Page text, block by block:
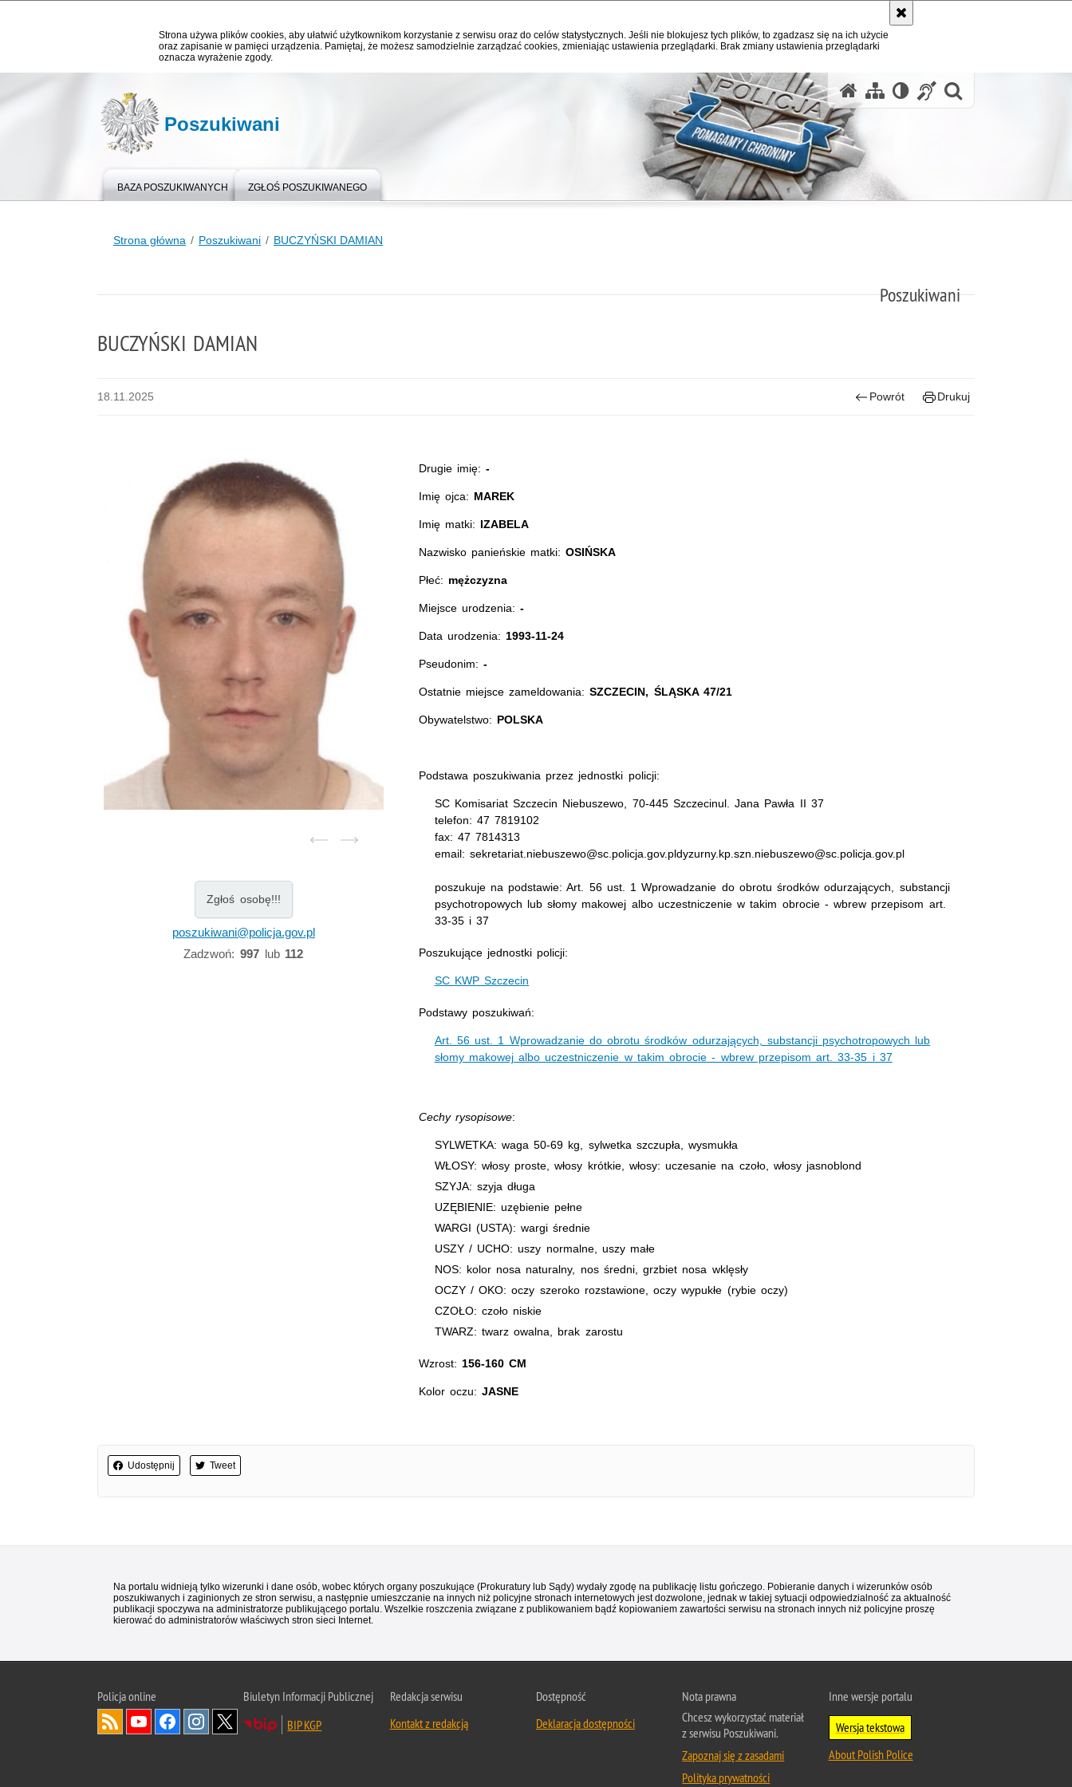
Strona używa plików cookies, aby ułatwić użytkownikom korzystanie z serwisu oraz do celów statystycznych. Jeśli nie blokujesz tych plików, to zgadzasz się na ich użycie
oraz zapisanie w pamięci urządzenia. Pamiętaj, że możesz samodzielnie zarządzać cookies, zmieniając ustawienia przeglądarki. Brak zmiany ustawienia przeglądarki
oznacza wyrażenie zgody.
Poszukiwani
BAZA POSZUKIWANYCH ZGŁOŚ POSZUKIWANEGO
Strona główna Poszukiwani BUCZYŃSKI DAMIAN
Poszukiwani
BUCZYŃSKI DAMIAN
18.11.2025 Powrót Drukuj
Zgłoś osobę!!!
poszukiwani@policja.gov.pl
Zadzwoń: 997lub 112
Drugie imię:-
Imię ojca: MAREK
Imię matki: IZABELA
Nazwisko panieńskie matki:OSIŃSKA
Płeć: mężczyzna
Miejsce urodzenia:-
Data urodzenia: 1993-11-24
Pseudonim: -
Ostatnie miejsce zameldowania:SZCZECIN, ŚLĄSKA 47/21
Obywatelstwo: POLSKA
Podstawa poszukiwania przez jednostki policji:
SC Komisariat Szczecin Niebuszewo, 70-445 Szczecinul. Jana Pawła II 37
telefon: 47 7819102
fax: 47 7814313
email: sekretariat.niebuszewo@sc.policja.gov.pldyzurny.kp.szn.niebuszewo@sc.policja.gov.pl
poszukuje na podstawie: Art. 56 ust. 1 Wprowadzanie do obrotu środków odurzających, substancji
psychotropowych lub słomy makowej albo uczestniczenie w takim obrocie - wbrew przepisom art.
33-35 i 37
Poszukujące jednostki policji:
SC KWP Szczecin
Podstawy poszukiwań:
Art. 56 ust. 1 Wprowadzanie do obrotu środków odurzających, substancji psychotropowych lub
słomy makowej albo uczestniczenie w takim obrocie - wbrew przepisom art. 33-35 i 37
Cechy rysopisowe:
SYLWETKA: waga 50-69 kg, sylwetka szczupła, wysmukła
WŁOSY: włosy proste, włosy krótkie, włosy: uczesanie na czoło, włosy jasnoblond
SZYJA: szyja długa
UZĘBIENIE: uzębienie pełne
WARGI (USTA): wargi średnie
USZY / UCHO: uszy normalne, uszy małe
NOS: kolor nosa naturalny, nos średni, grzbiet nosa wklęsły
OCZY / OKO: oczy szeroko rozstawione, oczy wypukłe (rybie oczy)
CZOŁO: czoło niskie
TWARZ: twarz owalna, brak zarostu
Wzrost: 156-160 CM
Kolor oczu:JASNE
Udostępnij Tweet
Na portalu widnieją tylko wizerunki i dane osób, wobec których organy poszukujące (Prokuratury lub Sądy) wydały zgodę na publikację listu gończego. Pobieranie danych i wizerunków osób
poszukiwanych i zaginionych ze stron serwisu, a następnie umieszczanie na innych niż policyjne stronach internetowych jest dozwolone, jednak w takiej sytuacji odpowiedzialność za aktualność
publikacji spoczywa na administratorze publikującego portalu. Wszelkie roszczenia związane z publikowaniem bądź kopiowaniem zawartości serwisu na stronach innych niż policyjne proszę
kierować do administratorów właściwych stron sieci Internet.
Policjaonline
Biuletyn Informacji Publicznej
BIP KGP
Redakcja serwisu
Kontakt z redakcją
Dostępność
Deklaracja dostępności
Nota prawna
Chcesz wykorzystać materiał
z serwisu Poszukiwani.
Zapoznaj się z zasadami
Polityka prywatności
Inne wersje portalu
Wersja tekstowa
About Polish Police